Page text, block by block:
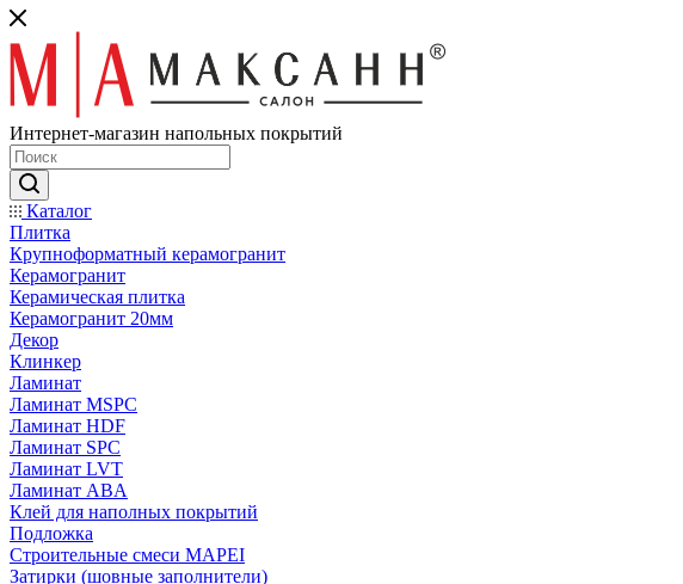
Интернет-магазин напольных покрытий
Каталог
Плитка
Крупноформатный керамогранит
Керамогранит
Керамическая плитка
Керамогранит 20мм
Декор
Клинкер
Ламинат
Ламинат MSPC
Ламинат HDF
Ламинат SPC
Ламинат LVT
Ламинат ABA
Клей для наполных покрытий
Подложка
Строительные смеси MAPEI
Затирки (шовные заполнители)